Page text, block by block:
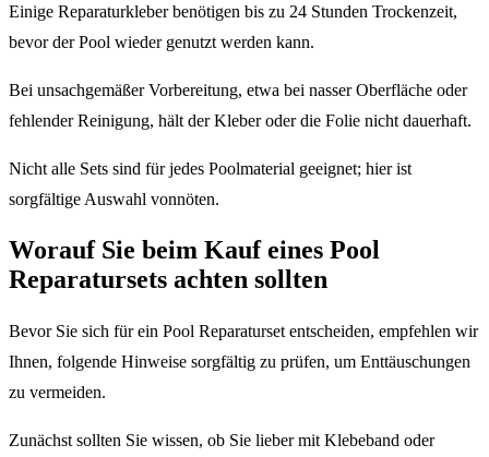
Einige Reparaturkleber benötigen bis zu 24 Stunden Trockenzeit,
bevor der Pool wieder genutzt werden kann.
Bei unsachgemäßer Vorbereitung, etwa bei nasser Oberfläche oder
fehlender Reinigung, hält der Kleber oder die Folie nicht dauerhaft.
Nicht alle Sets sind für jedes Poolmaterial geeignet; hier ist
sorgfältige Auswahl vonnöten.
Worauf Sie beim Kauf eines Pool
Reparatursets achten sollten
Bevor Sie sich für ein Pool Reparaturset entscheiden, empfehlen wir
Ihnen, folgende Hinweise sorgfältig zu prüfen, um Enttäuschungen
zu vermeiden.
Zunächst sollten Sie wissen, ob Sie lieber mit Klebeband oder